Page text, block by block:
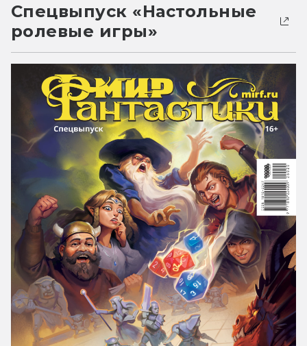
Спецвыпуск «Настольные
ролевые игры»